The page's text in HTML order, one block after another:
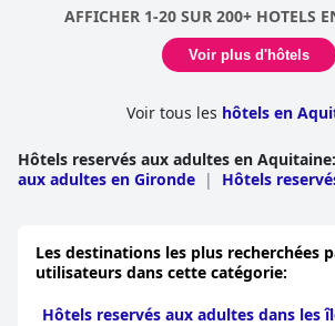
AFFICHER 1-20 SUR 200+ HOTELS
Voir plus d'hôtels
Voir tous les hôtels en
Hôtels reservés aux adultes en Aquitaine:
aux adultes en Gironde |
Hôtels
Garonne
Les destinations les plus recherchées
utilisateurs dans cette catégorie:
Hôtels reservés aux adultes dans les